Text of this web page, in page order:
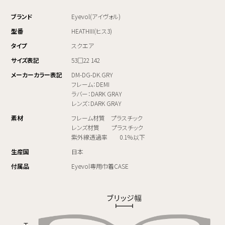
ブランド
Eyevol(アイヴォル)
型番
HEATHIII(ヒス3)
タイプ
スクエア
サイズ表記
53□22 142
メーカーカラー表記
DM-DG-DK.GRY
フレーム：DEMI
ラバー：DARK GRAY
レンズ：DARK GRAY
素材
フレーム材質 プラスチック
レンズ材質 プラスチック
紫外線透過率 0.1％以下
生産国
日本
付属品
Eyevol専用巾着CASE